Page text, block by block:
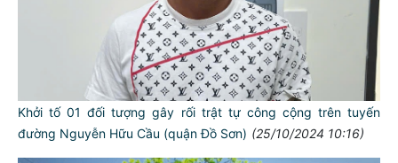
Khởi tố 01 đối tượng gây rối trật tự công cộng trên tuyến
đường Nguyễn Hữu Cầu (quận Đồ Sơn) (25/10/2024 10:16)